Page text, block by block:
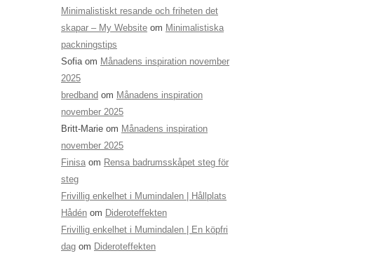
Minimalistiskt resande och friheten det
skapar – My Website om Minimalistiska
packningstips
Sofiaom Månadens inspiration november
2025
bredband om Månadens inspiration
november 2025
Britt-Marie om Månadens inspiration
november 2025
Finisa om Rensa badrumsskåpet steg för
steg
Frivillig enkelhet i Mumindalen | Hållplats
Hådén om Dideroteffekten
Frivillig enkelhet i Mumindalen | En köpfri
dag om Dideroteffekten